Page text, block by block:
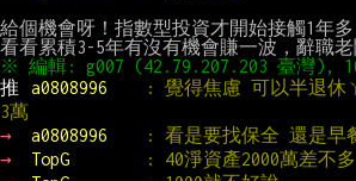
給個機會呀！指數型投資才開始接觸1年多
推
a0808996
: 覺得焦慮 可以半退休
3萬
→
a0808996
: 看是要找保全 還是早
→
TopG
: 40淨資產2000萬差不多